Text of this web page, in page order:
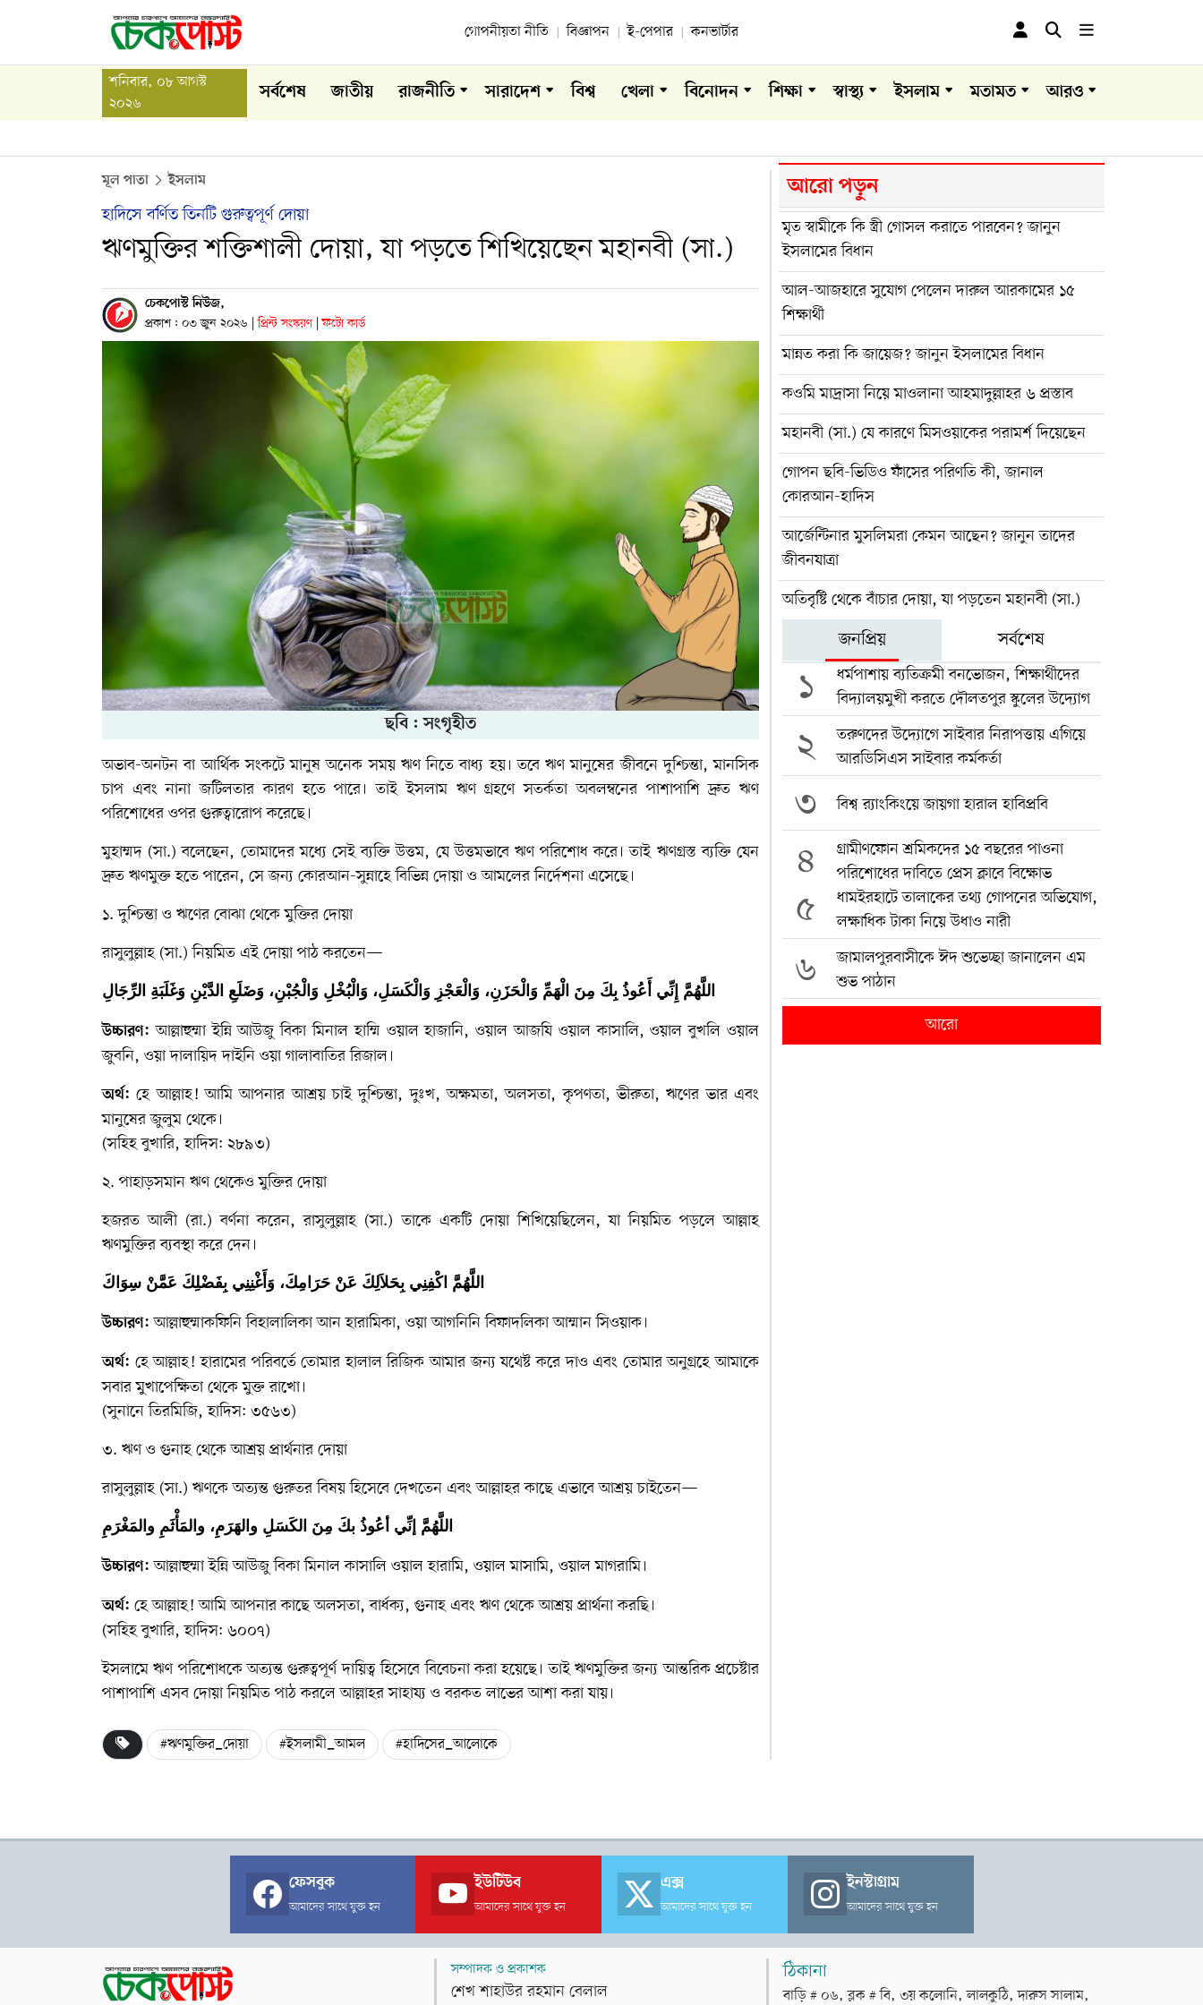
গোপনীয়তা নীতি বিজ্ঞাপন ই-পেপার কনভার্টার
শনিবার, ০৮ আগস্ট
২০২৬
সর্বশেষ জাতীয় রাজনীতি সারাদেশ বিশ্ব খেলা বিনোদন শিক্ষা স্বাস্থ্য ইসলাম মতামত আরও
মূল পাতা ইসলাম
হাদিসে বর্ণিত তিনটি গুরুত্বপূর্ণ দোয়া
ঋণমুক্তির শক্তিশালী দোয়া, যা পড়তে শিখিয়েছেন মহানবী (সা.)
চেকপোস্ট নিউজ,
প্রকাশ : ০৩ জুন ২০২৬ | প্রিন্ট সংস্করণ | ফটো কার্ড
ছবি : সংগৃহীত
অভাব-অনটন বা আর্থিক সংকটে মানুষ অনেক সময় ঋণ নিতে বাধ্য হয়। তবে ঋণ মানুষের জীবনে দুশ্চিন্তা, মানসিক
চাপ এবং নানা জটিলতার কারণ হতে পারে। তাই ইসলাম ঋণ গ্রহণে সতর্কতা অবলম্বনের পাশাপাশি দ্রুত ঋণ
পরিশোধের ওপর গুরুত্বারোপ করেছে।
মুহাম্মদ (সা.) বলেছেন, তোমাদের মধ্যে সেই ব্যক্তি উত্তম, যে উত্তমভাবে ঋণ পরিশোধ করে। তাই ঋণগ্রস্ত ব্যক্তি যেন
দ্রুত ঋণমুক্ত হতে পারেন, সে জন্য কোরআন-সুন্নাহে বিভিন্ন দোয়া ও আমলের নির্দেশনা এসেছে।
১. দুশ্চিন্তা ও ঋণের বোঝা থেকে মুক্তির দোয়া
রাসুলুল্লাহ (সা.) নিয়মিত এই দোয়া পাঠ করতেন—
اللَّهُمَّ إِنِّي أَعُوذُ بِكَ مِنَ الْهَمِّ وَالْحَزَنِ، وَالْعَجْزِ وَالْكَسَلِ، وَالْبُخْلِ وَالْجُبْنِ، وَضَلَعِ الدَّيْنِ وَغَلَبَةِ الرِّجَالِ
উচ্চারণ: আল্লাহুম্মা ইন্নি আউজু বিকা মিনাল হাম্মি ওয়াল হাজানি, ওয়াল আজযি ওয়াল কাসালি, ওয়াল বুখলি ওয়াল
জুবনি, ওয়া দালায়িদ দাইনি ওয়া গালাবাতির রিজাল।
অর্থ: হে আল্লাহ! আমি আপনার আশ্রয় চাই দুশ্চিন্তা, দুঃখ, অক্ষমতা, অলসতা, কৃপণতা, ভীরুতা, ঋণের ভার এবং
মানুষের জুলুম থেকে।
(সহিহ বুখারি, হাদিস: ২৮৯৩)
২. পাহাড়সমান ঋণ থেকেও মুক্তির দোয়া
হজরত আলী (রা.) বর্ণনা করেন, রাসুলুল্লাহ (সা.) তাকে একটি দোয়া শিখিয়েছিলেন, যা নিয়মিত পড়লে আল্লাহ
ঋণমুক্তির ব্যবস্থা করে দেন।
اللَّهُمَّ اكْفِنِي بِحَلاَلِكَ عَنْ حَرَامِكَ، وَأَغْنِنِي بِفَضْلِكَ عَمَّنْ سِوَاكَ
উচ্চারণ: আল্লাহুম্মাকফিনি বিহালালিকা আন হারামিকা, ওয়া আগনিনি বিফাদলিকা আম্মান সিওয়াক।
অর্থ: হে আল্লাহ! হারামের পরিবর্তে তোমার হালাল রিজিক আমার জন্য যথেষ্ট করে দাও এবং তোমার অনুগ্রহে আমাকে
সবার মুখাপেক্ষিতা থেকে মুক্ত রাখো।
(সুনানে তিরমিজি, হাদিস: ৩৫৬৩)
৩. ঋণ ও গুনাহ থেকে আশ্রয় প্রার্থনার দোয়া
রাসুলুল্লাহ (সা.) ঋণকে অত্যন্ত গুরুতর বিষয় হিসেবে দেখতেন এবং আল্লাহর কাছে এভাবে আশ্রয় চাইতেন—
اللَّهُمَّ إنِّي أعُوذُ بكَ مِنَ الكَسَلِ والهَرَمِ، والمَأْثَمِ والمَغْرَمِ
উচ্চারণ: আল্লাহুম্মা ইন্নি আউজু বিকা মিনাল কাসালি ওয়াল হারামি, ওয়াল মাসামি, ওয়াল মাগরামি।
অর্থ: হে আল্লাহ! আমি আপনার কাছে অলসতা, বার্ধক্য, গুনাহ এবং ঋণ থেকে আশ্রয় প্রার্থনা করছি।
(সহিহ বুখারি, হাদিস: ৬০০৭)
ইসলামে ঋণ পরিশোধকে অত্যন্ত গুরুত্বপূর্ণ দায়িত্ব হিসেবে বিবেচনা করা হয়েছে। তাই ঋণমুক্তির জন্য আন্তরিক প্রচেষ্টার
পাশাপাশি এসব দোয়া নিয়মিত পাঠ করলে আল্লাহর সাহায্য ও বরকত লাভের আশা করা যায়।
#ঋণমুক্তির_দোয়া #ইসলামী_আমল #হাদিসের_আলোকে
আরো পড়ুন
মৃত স্বামীকে কি স্ত্রী গোসল করাতে পারবেন? জানুন
ইসলামের বিধান
আল-আজহারে সুযোগ পেলেন দারুল আরকামের ১৫
শিক্ষার্থী
মান্নত করা কি জায়েজ? জানুন ইসলামের বিধান
কওমি মাদ্রাসা নিয়ে মাওলানা আহমাদুল্লাহর ৬ প্রস্তাব
মহানবী (সা.) যে কারণে মিসওয়াকের পরামর্শ দিয়েছেন
গোপন ছবি-ভিডিও ফাঁসের পরিণতি কী, জানাল
কোরআন-হাদিস
আর্জেন্টিনার মুসলিমরা কেমন আছেন? জানুন তাদের
জীবনযাত্রা
অতিবৃষ্টি থেকে বাঁচার দোয়া, যা পড়তেন মহানবী (সা.)
জনপ্রিয় সর্বশেষ
১
ধর্মপাশায় ব্যতিক্রমী বনভোজন, শিক্ষার্থীদের
বিদ্যালয়মুখী করতে দৌলতপুর স্কুলের উদ্যোগ
২
তরুণদের উদ্যোগে সাইবার নিরাপত্তায় এগিয়ে
আরডিসিএস সাইবার কর্মকর্তা
৩ বিশ্ব র‍্যাংকিংয়ে জায়গা হারাল হাবিপ্রবি
৪
গ্রামীণফোন শ্রমিকদের ১৫ বছরের পাওনা
পরিশোধের দাবিতে প্রেস ক্লাবে বিক্ষোভ
৫
ধামইরহাটে তালাকের তথ্য গোপনের অভিযোগ,
লক্ষাধিক টাকা নিয়ে উধাও নারী
৬
জামালপুরবাসীকে ঈদ শুভেচ্ছা জানালেন এম
শুভ পাঠান
আরো
ফেসবুক
আমাদের সাথে যুক্ত হন
ইউটিউব
আমাদের সাথে যুক্ত হন
এক্স
আমাদের সাথে যুক্ত হন
ইনস্টাগ্রাম
আমাদের সাথে যুক্ত হন
সম্পাদক ও প্রকাশক
শেখ শাহাউর রহমান বেলাল
ঠিকানা
বাড়ি # ০৬, ব্লক # বি, ৩য় কলোনি, লালকুঠি, দারুস সালাম,